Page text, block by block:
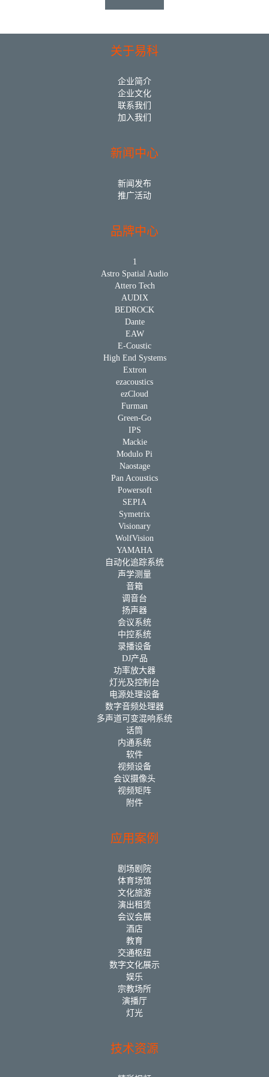
关于易科
企业简介
企业文化
联系我们
加入我们
新闻中心
新闻发布
推广活动
品牌中心
1
Astro Spatial Audio
Attero Tech
AUDIX
BEDROCK
Dante
EAW
E-Coustic
High End Systems
Extron
ezacoustics
ezCloud
Furman
Green-Go
IPS
Mackie
Modulo Pi
Naostage
Pan Acoustics
Powersoft
SEPIA
Symetrix
Visionary
WolfVision
YAMAHA
自动化追踪系统
声学测量
音箱
调音台
扬声器
会议系统
中控系统
录播设备
DJ产品
功率放大器
灯光及控制台
电源处理设备
数字音频处理器
多声道可变混响系统
话筒
内通系统
软件
视频设备
会议摄像头
视频矩阵
附件
应用案例
剧场剧院
体育场馆
文化旅游
演出租赁
会议会展
酒店
教育
交通枢纽
数字文化展示
娱乐
宗教场所
演播厅
灯光
技术资源